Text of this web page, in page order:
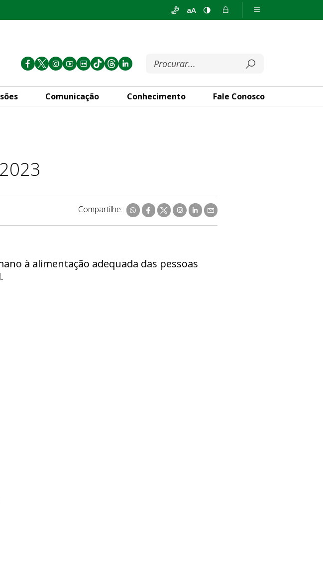
aA
Comunicação Conhecimento Fale Conosco
Compartilhe:
à alimentação adequada das pessoas